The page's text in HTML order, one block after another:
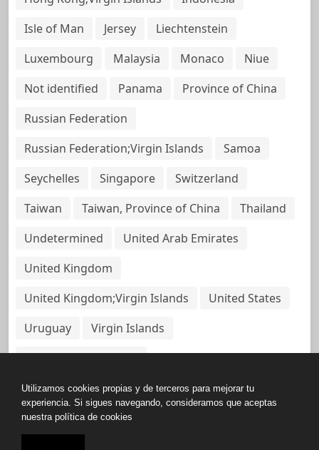
Isle of Man
Jersey
Liechtenstein
Luxembourg
Malaysia Monaco
Niue
Not identified
Panama
Province of China
Russian Federation
Russian Federation;Virgin Islands
Samoa
Seychelles
Singapore
Switzerland
Taiwan
Taiwan, Province of China
Thailand
Undetermined
United Arab Emirates
United Kingdom
United Kingdom;Virgin Islands
United States
Uruguay
Virgin Islands
Virgin Islands, British
Copyright © All rights reserved.
Utilizamos cookies propias y de terceros para mejorar tu
experiencia. Si sigues navegando, consideramos que aceptas
nuestra política de cookies